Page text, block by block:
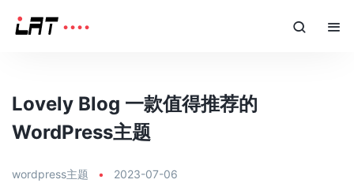
Lovely Blog 一款值得推荐的
WordPress主题
wordpress主题 • 2023-07-06